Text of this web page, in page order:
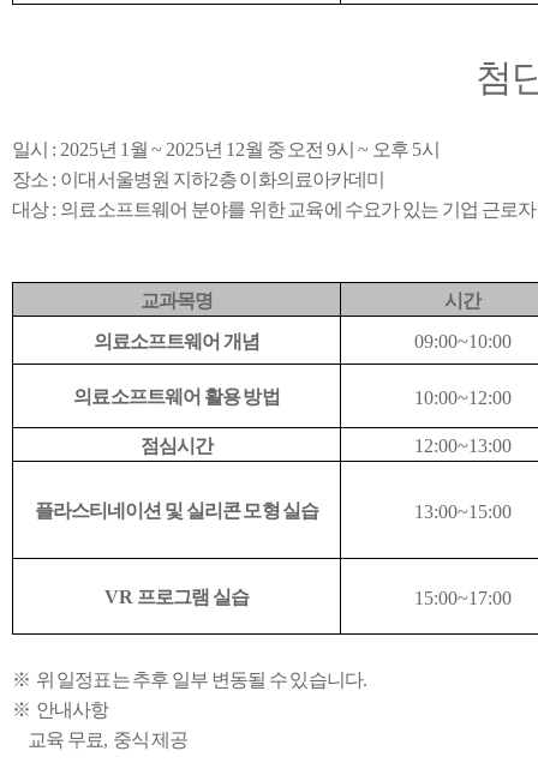
첨
일시 : 2025년 1 월 ~ 2025년 12월 중 오전9시 ~ 오후 5시
장소 : 이대서울병원 지하2층 이화의료아카데미
대상: 의료소프트웨어 분야를 위한 교육에 수요가 있는 기업 근로자
교과목명
시간
의료소프트웨어 개념
09:00~10:00
의료소프트웨어 활용 방법 10:00~12:00
점심시간 12:00~13:00
플라스티네이션 및 실리콘 모형 실습 13:00~15:00
VR 프로그램 실습 15:00~17:00
※ 위 일정표는 추후 일부 변동될 수 있습니다.
※ 안내사항
교육 무료, 중식 제공